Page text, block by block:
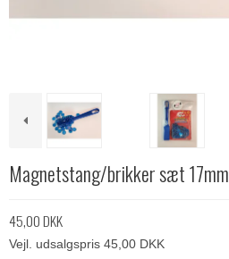
Magnetstang/brikker sæt 17mm
45,00 DKK
Vejl. udsalgspris 45,00 DKK